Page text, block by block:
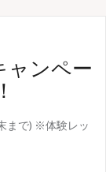
ャンペー
まで) ※体験レッ